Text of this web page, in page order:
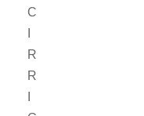
C
R
R